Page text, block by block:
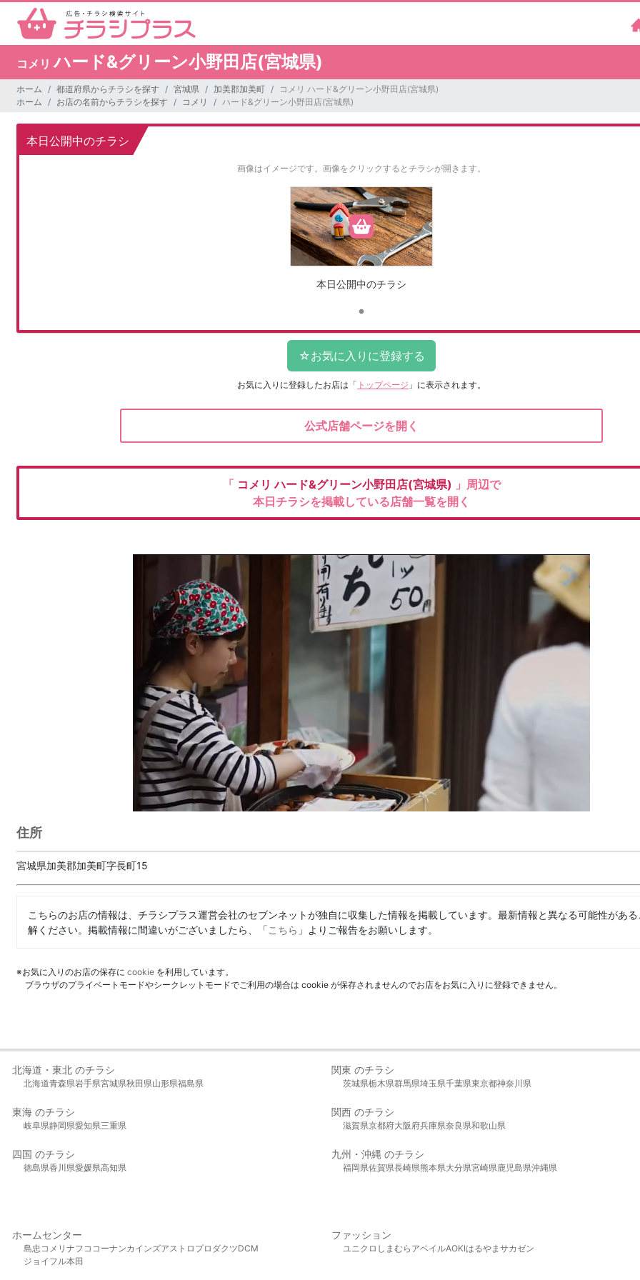
コメリハード&グリーン小野田店(宮城県)
ホーム 都道府県からチラシを探す 宮城県 加美郡加美町
コメリ ハード&グリーン小野田店(宮城県)
ホーム
お店の名前からチラシを探す コメリ ハード&グリーン小野田店(宮城県)
本日公開中のチラシ
画像はイメージです。 画像をクリックするとチラシが開きます。
本日公開中のチラシ
お気に入りに登録したお店は 「 トップページ 」に表示されます。
公式店舗ページを開く
「 コメリハード&グリーン小野田店(宮城県) 」周辺で
本日チラシを掲載している店舗一覧を開く
住所
宮城県加美郡加美町字長町15
こちらのお店の情報は、チラシプラス運営会社のセブンネットが独自に収集した情報を掲載しています。最新情報と異なる可能性があ
解ください。掲載情報に間違いがございましたら、「こちら 」よりご報告をお願いします。
※お気に入りのお店の保存に cookie を利用しています。
ブラウザのプライベートモードやシークレットモードでご利用の場合は cookie が保存されませんのでお店をお気に入りに登録できません。
北海道・東北 のチラシ
北海道青森県岩手県宮城県秋田県山形県福島県
関東 のチラシ
茨城県栃木県群馬県埼玉県千葉県東京都神奈川県
東海 のチラシ
岐阜県静岡県愛知県三重県
関西 のチラシ
滋賀県京都府大阪府兵庫県奈良県和歌山県
四国 のチラシ
徳島県香川県愛媛県高知県
九州・沖縄 のチラシ
福岡県佐賀県長崎県熊本県大分県宮崎県鹿児島県沖縄県
ホームセンター
島忠 コメリ ナフコ コーナンカインズアストロプロダクツDCM
ジョイフル本田
ファッション
ユニクロ しまむら アベイルAOKIはるやま サカゼン